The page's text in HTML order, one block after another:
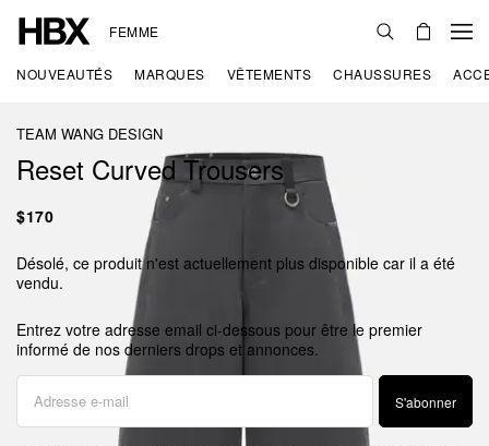
FEMME
NOUVEAUTÉS MARQUES VÊTEMENTS CHAUSSURES
TEAM WANG DESIGN
Reset Curved Trousers
$170
Désolé, ce produit n'est actuellement plus disponible car il a été
vendu.
Entrez votre adresse email ci-dessous pour être le premier
informé de nos derniers drops et annonces.
S'abonner